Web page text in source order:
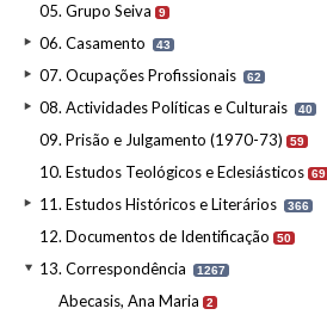
05. Grupo Seiva 9
06. Casamento 43
07. Ocupações Profissionais 62
08. Actividades Políticas e Culturais 40
09. Prisão e Julgamento (1970-73) 59
10. Estudos Teológicos e Eclesiásticos 69
11. Estudos Históricos e Literários 366
12. Documentos de Identificação 50
13. Correspondência 1267
Abecasis, Ana Maria 2